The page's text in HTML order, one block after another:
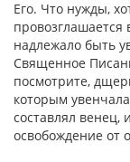
Его. Что нужды,
надлежало быть
Священное
посмотрите,
которым
составлял венец,
освобождение от